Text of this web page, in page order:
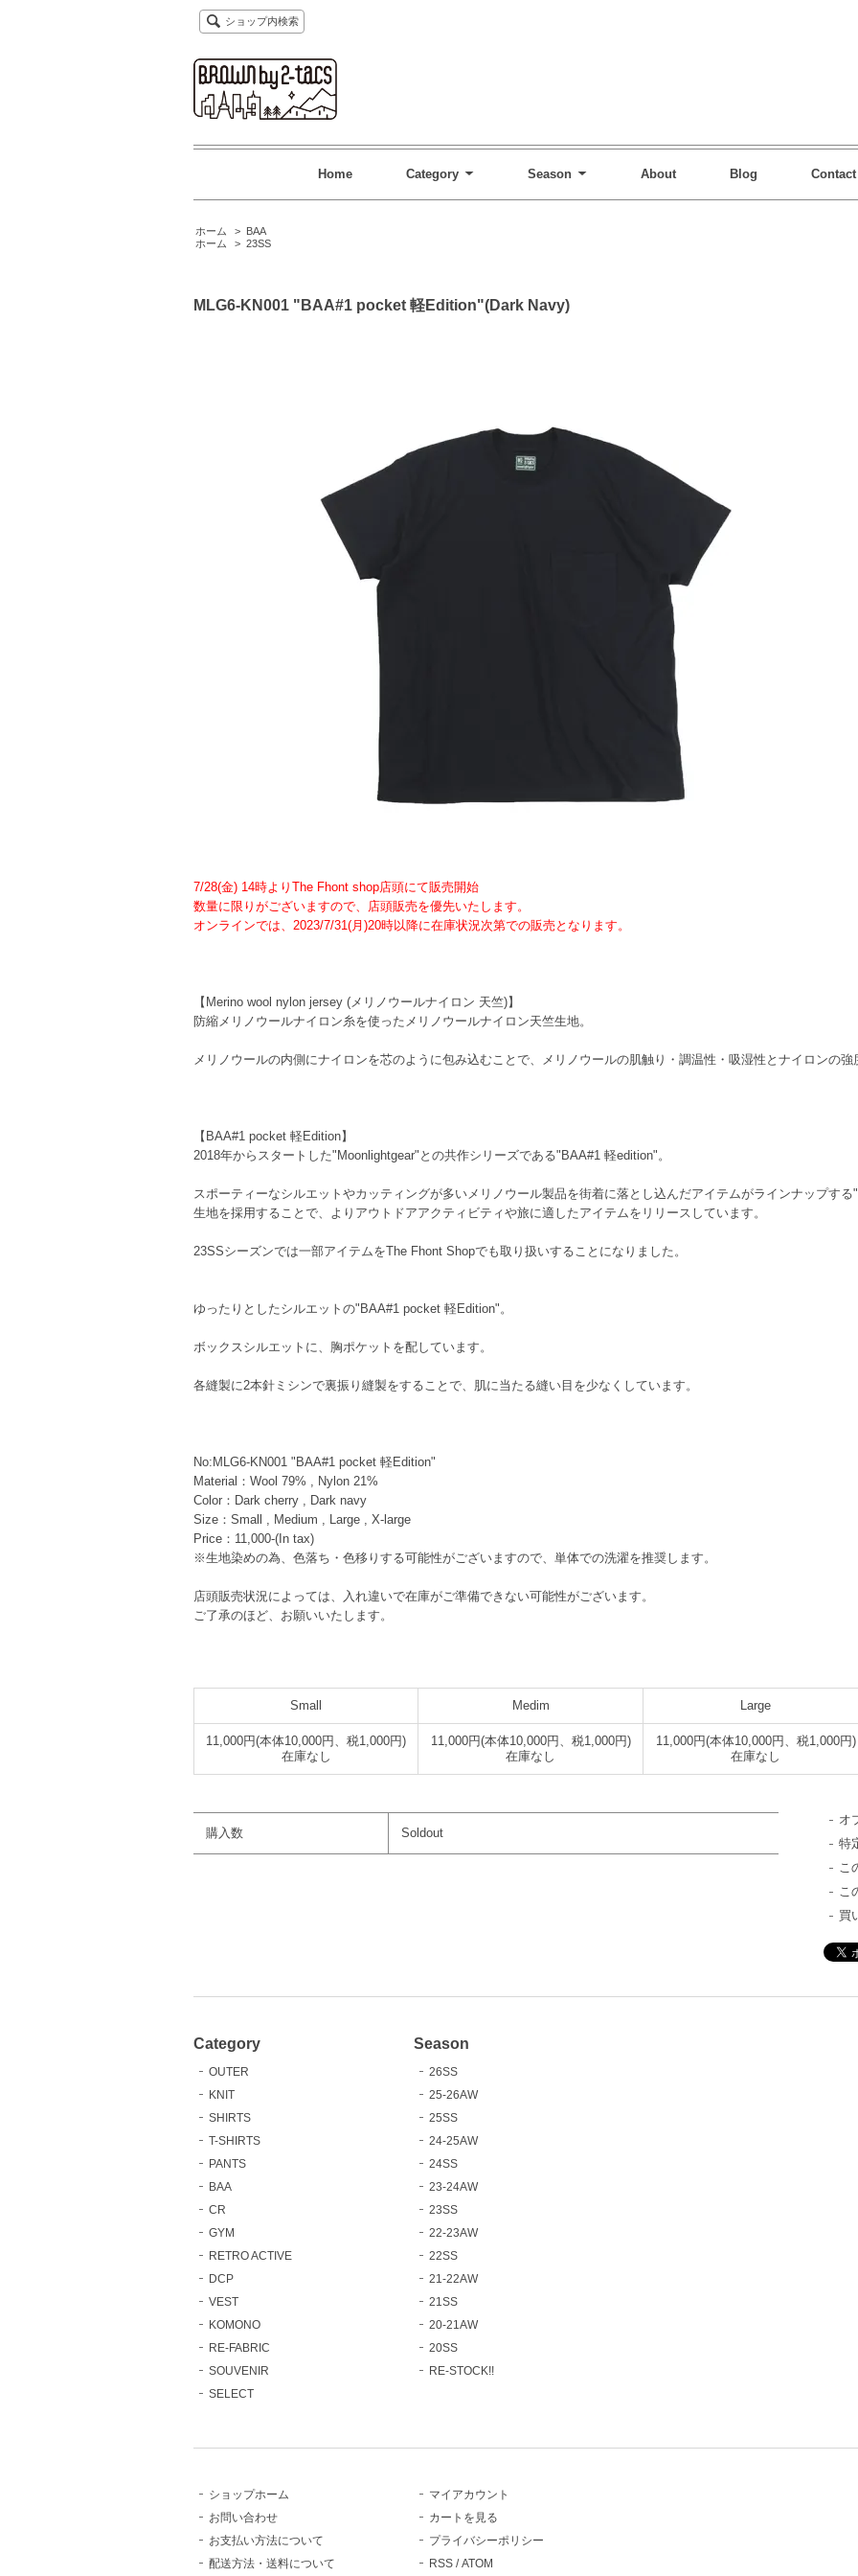
ショップ内検索
Home Category Season About Blog Contact
ホーム > BAA
ホーム
> 23SS
MLG6-KN001 "BAA#1 pocket 軽Edition"(Dark Navy)
7/28(金) 14時よりThe Fhont shop店頭にて販売開始
数量に限りがございますので、店頭販売を優先いたします。
オンラインでは、2023/7/31(月)20時以降に在庫状況次第での販売となります。
【Merino wool nylon jersey (メリノウールナイロン 天竺)】
防縮メリノウールナイロン糸を使ったメリノウールナイロン天竺生地。
メリノウールの内側にナイロンを芯のように包み込むことで、メリノウールの肌触り・調温性・吸湿性とナイロンの強
【BAA#1 pocket 軽Edition】
2018年からスタートした"Moonlightgear"との共作シリーズである"BAA#1 軽edition"。
スポーティーなシルエットやカッティングが多いメリノウール製品を街着に落とし込んだアイテムがラインナップす
生地を採用することで、よりアウトドアアクティビティや旅に適したアイテムをリリースしています。
23SSシーズンでは一部アイテムをThe Fhont Shopでも取り扱いすることになりました。
ゆったりとしたシルエットの"BAA#1 pocket 軽Edition"。
ボックスシルエットに、胸ポケットを配しています。
各縫製に2本針ミシンで裏振り縫製をすることで、肌に当たる縫い目を少なくしています。
No:MLG6-KN001 "BAA#1 pocket 軽Edition"
Material：Wool 79% , Nylon 21%
Color：Dark cherry , Dark navy
Size：Small , Medium , Large , X-large
Price：11,000-(In tax)
※生地染めの為、色落ち・色移りする可能性がございますので、単体での洗濯を推奨します。
店頭販売状況によっては、入れ違いで在庫がご準備できない可能性がございます。
ご了承のほど、お願いいたします。
Small Medim Large
11,000円(本体10,000円、税1,000円)
在庫なし
11,000円(本体10,000円、税1,000円)
在庫なし
11,000円(本体10,000円、税1,000円)
在庫なし
購入数 Soldout
オ
特
こ
こ
買
Category
OUTER
KNIT
SHIRTS
T-SHIRTS
PANTS
BAA
CR
GYM
RETRO ACTIVE
DCP
VEST
KOMONO
RE-FABRIC
SOUVENIR
SELECT
Season
26SS
25-26AW
25SS
24-25AW
24SS
23-24AW
23SS
22-23AW
22SS
21-22AW
21SS
20-21AW
20SS
RE-STOCK!!
ショップホーム
お問い合わせ
お支払い方法について
配送方法・送料について
マイアカウント
カートを見る
プライバシーポリシー
RSS /ATOM